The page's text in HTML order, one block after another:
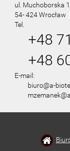
ul. Muchoborska
54- 424 Wrocław
Tel.
+48
+48
E-mail:
biuro@a-